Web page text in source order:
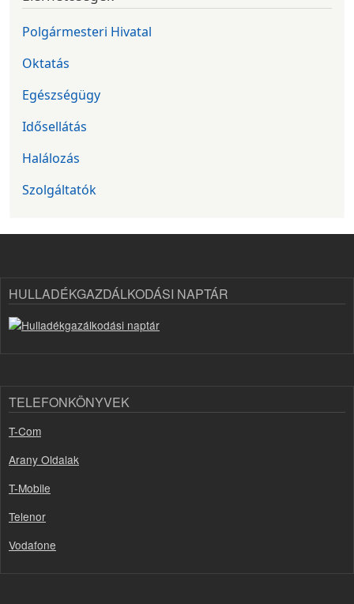
Polgármesteri Hivatal
Oktatás
Egészségügy
Idősellátás
Halálozás
Szolgáltatók
HULLADÉKGAZDÁLKODÁSI NAPTÁR
TELEFONKÖNYVEK
T-Com
Arany Oldalak
T-Mobile
Telenor
Vodafone